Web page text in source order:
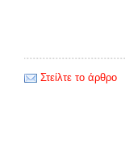
Στείλτε το άρθρο